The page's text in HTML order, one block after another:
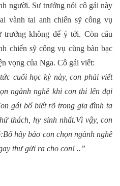
người. Sư trưởng nói cô gái này
vành tai anh chiến sỹ công vụ
trưởng không để ý tới. Còn câu
chiến sỹ công vụ cùng bàn bạc
vọng của Nga. Cô gái viết:
cuối học kỳ này, con phải viết
ngành nghề khi con thi lên đại
gái bố biết rõ trong gia đình ta
thách, hy sinh nhất.Vì vậy, con
hãy bảo con chọn ngành nghề
thư gửi ra cho con! ..”